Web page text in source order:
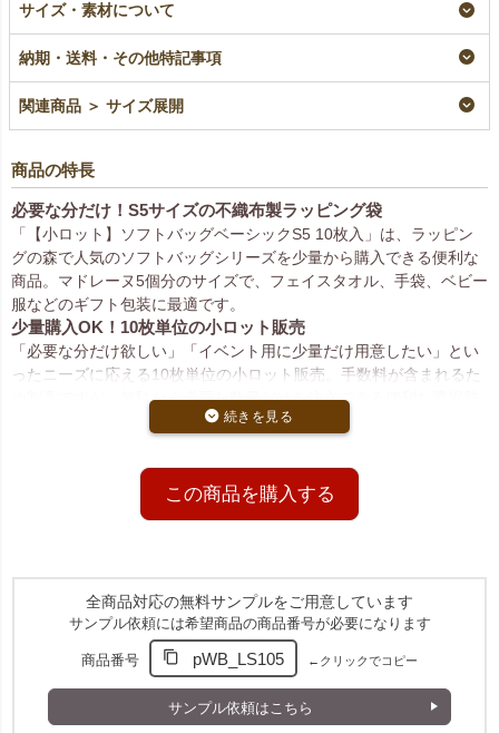
織布ラッピング袋｜
100枚入～
即納品
｜100枚入
リピーター専用名入れ
（S5）｜薄手｜不織
布ラッピング袋｜100
枚入（1000枚以上専
サイズ・素材について
納期・送料・その他特記事項
関連商品 ＞ サイズ展開
商品の特長
必要な分だけ！S5サイズの不織布製ラッピング袋
「【小ロット】ソフトバッグベーシックS5 10枚入」は、ラッピン
グの森で人気のソフトバッグシリーズを少量から購入できる便利な
商品。マドレーヌ5個分のサイズで、フェイスタオル、手袋、ベビー
服などのギフト包装に最適です。
少量購入OK！10枚単位の小ロット販売
「必要な分だけ欲しい」「イベント用に少量だけ用意したい」とい
ったニーズに応える10枚単位の小ロット販売。手数料が含まれるた
め割高ですが、無駄なく必要な数量だけを注文できる便利な選択肢
全面不織布製で、丈夫かつ柔らかな質感が魅力。カットリボンやル
ープタイを組み合わせれば、簡単におしゃれなギフトラッピングが
完成します。店舗でのラッピングやイベントでの販促用にもぴった
ダークブラウン、ボルドー、赤、ベージュ、イエロー、パステルブ
ルー、オレンジ、ミルクティーベージュ、ライトピンク、黒、白、
ピーチピンク、紺の13色展開。シーンやブランドイメージに合わせ
たカラーが選べます。
別売りの口留めアクセサリー一覧はこちら
この商品を購入する
全商品対応の無料サンプルをご用意しています
サンプル依頼には希望商品の商品番号が必要になります
商品番号 pWB_LS105 ←クリックでコピー
サンプル依頼はこちら